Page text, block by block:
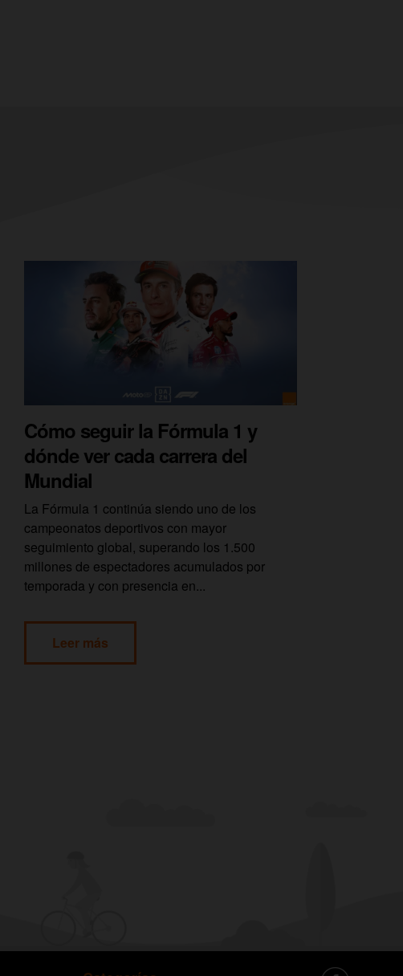
Cómo seguir la Fórmula 1 y
dónde ver cada carrera del
Mundial
La Fórmula 1 continúa siendo uno de los
campeonatos deportivos con mayor
seguimiento global, superando los 1.500
millones de espectadores acumulados por
temporada y con presencia en...
Leer más